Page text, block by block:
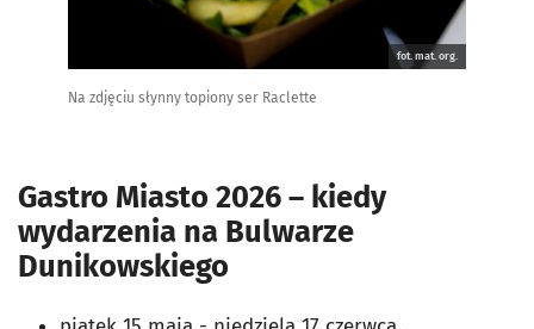
fot. mat. org.
Na zdjęciu słynny topiony ser Raclette
Gastro Miasto 2026 – kiedy
wydarzenia na Bulwarze
Dunikowskiego